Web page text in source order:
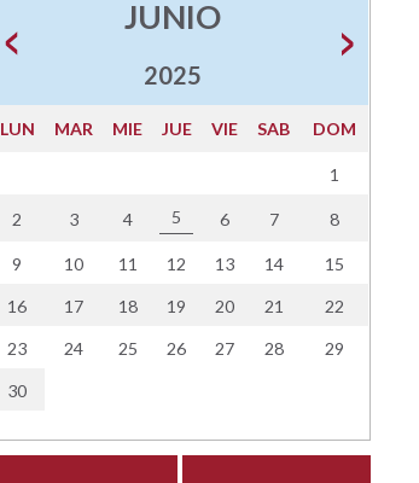
JUNIO
2025
LUN MAR MIE JUE VIE SAB DOM
1
2 3 4 5 6 7 8
9 10 11 12 13 14 15
16 17 18 19 20 21 22
23 24 25 26 27 28 29
30